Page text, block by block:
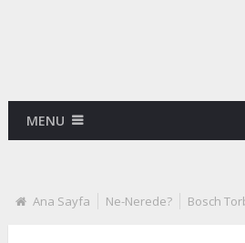
MENU
Ana Sayfa Ne-Nerede? Bosch